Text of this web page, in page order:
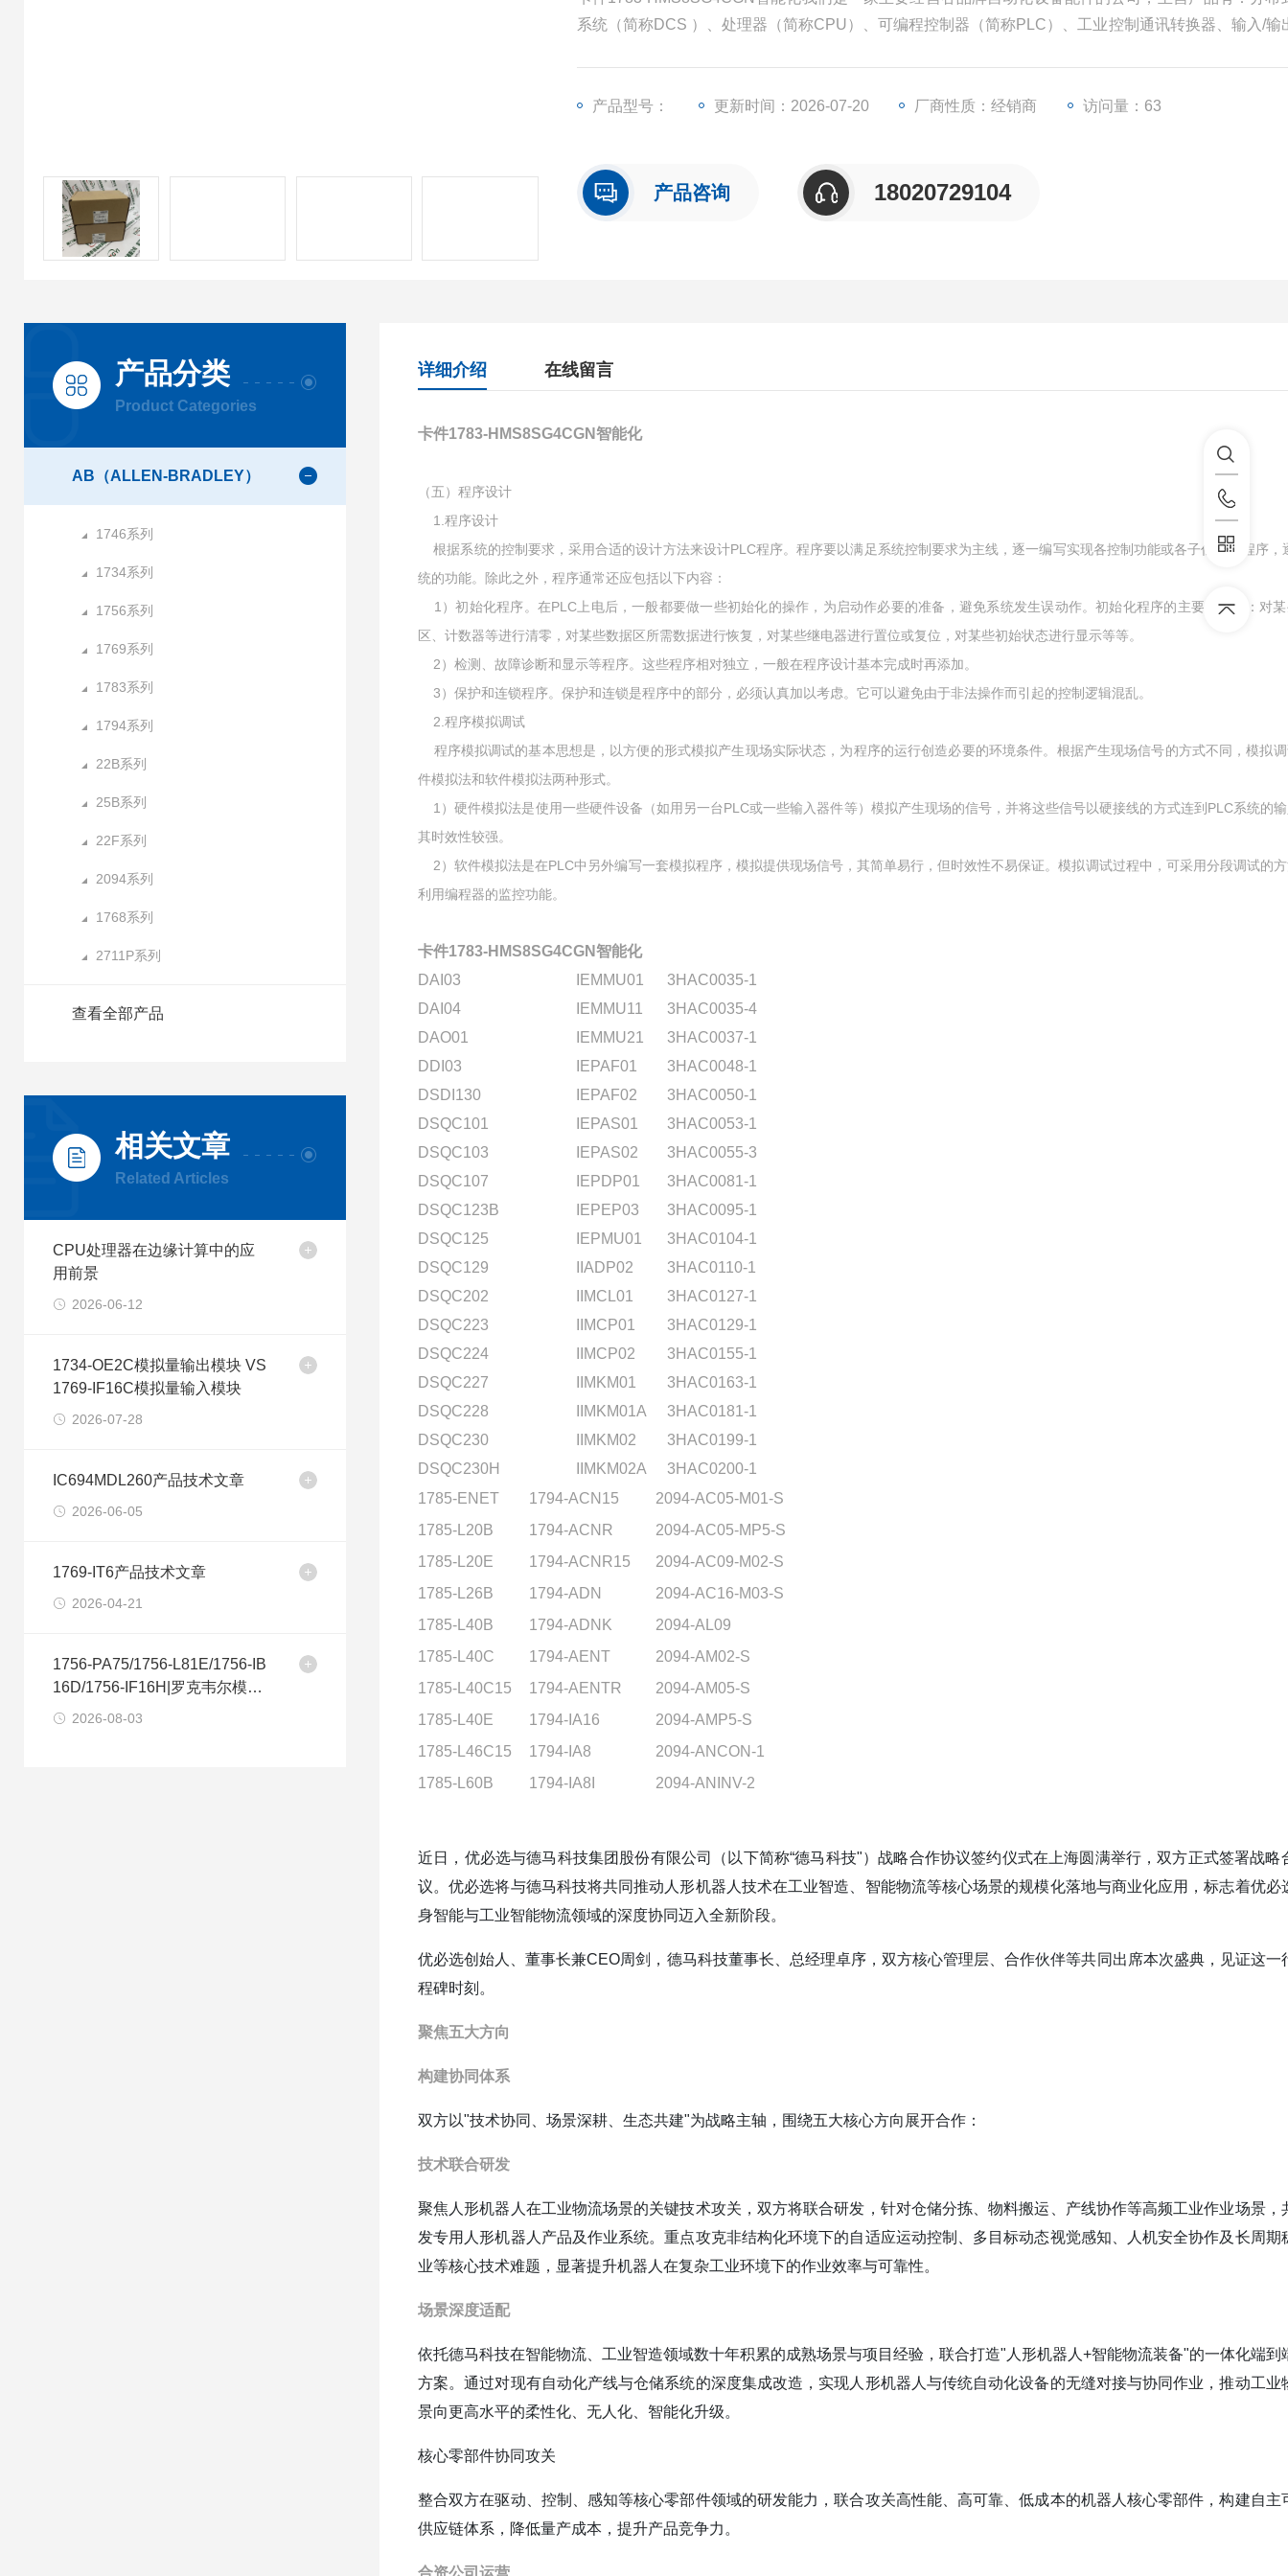
系统（简称DCS ）、处理器（简称CPU）、可编程控制器（简称PLC）、工业控制通讯转换器、输入/输
产品型号： 更新时间：2026-07-20 厂商性质：经销商 访问量：63
产品咨询 18020729104
产品分类
Product Categories
AB（ALLEN-BRADLEY）
1746系列
1734系列
1756系列
1769系列
1783系列
1794系列
22B系列
25B系列
22F系列
2094系列
1768系列
2711P系列
查看全部产品
相关文章
Related Articles
CPU处理器在边缘计算中的应
用前景
2026-06-12
1734-OE2C模拟量输出模块 VS
1769-IF16C模拟量输入模块
2026-07-28
IC694MDL260产品技术文章
2026-06-05
1769-IT6产品技术文章
2026-04-21
1756-PA75/1756-L81E/1756-IB
16D/1756-IF16H|罗克韦尔模块
选购建议
2026-08-03
详细介绍 在线留言
卡件1783-HMS8SG4CGN智能化
（五）程序设计
1.程序设计
根据系统的控制要求，采用合适的设计方法来设计PLC程序。程序要以满足系统控制要求为主线，逐一编写实现各控制功能或各子任务的程序，
统的功能。除此之外，程序通常还应包括以下内容：
1）初始化程序。在PLC上电后，一般都要做一些初始化的操作，为启动作必要的准备，避免系统发生误动作。初始化程序的主要内容有：对
区、计数器等进行清零，对某些数据区所需数据进行恢复，对某些继电器进行置位或复位，对某些初始状态进行显示等等。
2）检测、故障诊断和显示等程序。这些程序相对独立，一般在程序设计基本完成时再添加。
3）保护和连锁程序。保护和连锁是程序中的部分，必须认真加以考虑。它可以避免由于非法操作而引起的控制逻辑混乱。
2.程序模拟调试
程序模拟调试的基本思想是，以方便的形式模拟产生现场实际状态，为程序的运行创造必要的环境条件。根据产生现场信号的方式不同，模拟
件模拟法和软件模拟法两种形式。
1）硬件模拟法是使用一些硬件设备（如用另一台PLC或一些输入器件等）模拟产生现场的信号，并将这些信号以硬接线的方式连到PLC系统的
其时效性较强。
2）软件模拟法是在PLC中另外编写一套模拟程序，模拟提供现场信号，其简单易行，但时效性不易保证。模拟调试过程中，可采用分段调试的
利用编程器的监控功能。
卡件1783-HMS8SG4CGN智能化
DAI03
IEMMU01
3HAC0035-1
DAI04
IEMMU11
3HAC0035-4
DAO01
IEMMU21
3HAC0037-1
DDI03
IEPAF01
3HAC0048-1
DSDI130
IEPAF02
3HAC0050-1
DSQC101
IEPAS01
3HAC0053-1
DSQC103
IEPAS02
3HAC0055-3
DSQC107
IEPDP01
3HAC0081-1
DSQC123B
IEPEP03
3HAC0095-1
DSQC125
IEPMU01
3HAC0104-1
DSQC129
IIADP02
3HAC0110-1
DSQC202
IIMCL01
3HAC0127-1
DSQC223
IIMCP01
3HAC0129-1
DSQC224
IIMCP02
3HAC0155-1
DSQC227
IIMKM01
3HAC0163-1
DSQC228
IIMKM01A
3HAC0181-1
DSQC230
IIMKM02
3HAC0199-1
DSQC230H
IIMKM02A
3HAC0200-1
1785-ENET
1794-ACN15
2094-AC05-M01-S
1785-L20B
1794-ACNR
2094-AC05-MP5-S
1785-L20E
1794-ACNR15
2094-AC09-M02-S
1785-L26B
1794-ADN
2094-AC16-M03-S
1785-L40B
1794-ADNK
2094-AL09
1785-L40C
1794-AENT
2094-AM02-S
1785-L40C15
1794-AENTR
2094-AM05-S
1785-L40E
1794-IA16
2094-AMP5-S
1785-L46C15
1794-IA8
2094-ANCON-1
1785-L60B
1794-IA8I 2094-ANINV-2
近日，优必选与德马科技集团股份有限公司（以下简称“德马科技"）战略合作协议签约仪式在上海圆满举行，双方正式签署战略
议。优必选将与德马科技将共同推动人形机器人技术在工业智造、智能物流等核心场景的规模化落地与商业化应用，标志着优必
身智能与工业智能物流领域的深度协同迈入全新阶段。
优必选创始人、董事长兼CEO周剑，德马科技董事长、总经理卓序，双方核心管理层、合作伙伴等共同出席本次盛典，见证这一
程碑时刻。
聚焦五大方向
构建协同体系
双方以"技术协同、场景深耕、生态共建"为战略主轴，围绕五大核心方向展开合作：
技术联合研发
聚焦人形机器人在工业物流场景的关键技术攻关，双方将联合研发，针对仓储分拣、物料搬运、产线协作等高频工业作业场景，
发专用人形机器人产品及作业系统。重点攻克非结构化环境下的自适应运动控制、多目标动态视觉感知、人机安全协作及长周期
业等核心技术难题，显著提升机器人在复杂工业环境下的作业效率与可靠性。
场景深度适配
依托德马科技在智能物流、工业智造领域数十年积累的成熟场景与项目经验，联合打造"人形机器人+智能物流装备"的一体化端到
方案。通过对现有自动化产线与仓储系统的深度集成改造，实现人形机器人与传统自动化设备的无缝对接与协同作业，推动工业
景向更高水平的柔性化、无人化、智能化升级。
核心零部件协同攻关
整合双方在驱动、控制、感知等核心零部件领域的研发能力，联合攻关高性能、高可靠、低成本的机器人核心零部件，构建自主
供应链体系，降低量产成本，提升产品竞争力。
合资公司运营